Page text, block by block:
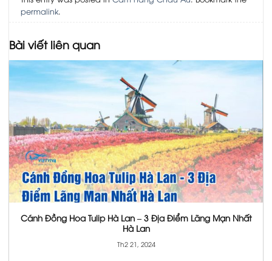
permalink.
Bài viết liên quan
Cánh Đồng Hoa Tulip Hà Lan – 3 Địa Điểm Lãng Mạn Nhất
Hà Lan
Th2 21, 2024